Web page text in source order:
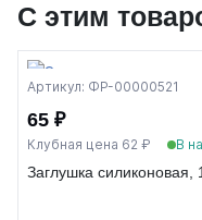
С этим
Артикул: ФР-00000521
65 ₽
Клубная цена 62 ₽ В
Заглушка силиконовая,